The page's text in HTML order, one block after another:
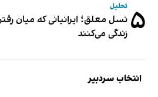
۵ تحلیل
نسل معلق؛ ایرانیانی که میان
زندگی می‌کنند
انتخاب سردبیر